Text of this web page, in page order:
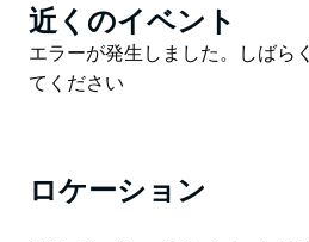
ライバシーを重視して配置され
1 にはクイーン ベッドと専用バ
ルーム 2 にもクイーン ベッドと
4 にはクイーン ベッドがもう 1
バスルームには独立したバスタ
Product
List
近くのイベント
Product
List
エラーが発生しました。しばら
てください
ロケーション